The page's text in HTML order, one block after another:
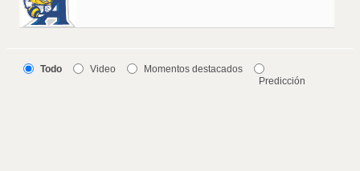
Todo Video
Momentos destacados
Predicción